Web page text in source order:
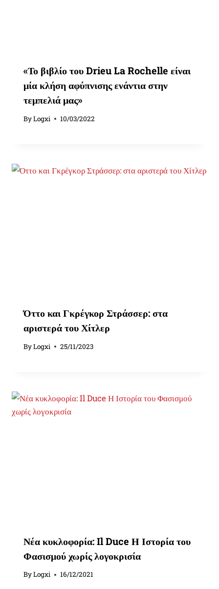
«Το βιβλίο του Drieu La Rochelle είναι
μία κλήση αφύπνισης ενάντια στην
τεμπελιά μας»
ByLogxi 10/03/2022
Όττο και Γκρέγκορ Στράσσερ: στα
αριστερά του Χίτλερ
ByLogxi 25/11/2023
Νέα κυκλοφορία: Il Duce Η Ιστορία του
Φασισμού χωρίς λογοκρισία
ByLogxi 16/12/2021